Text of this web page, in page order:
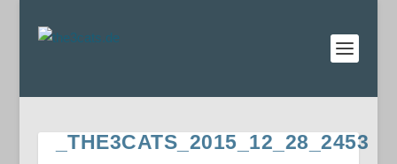
_THE3CATS_2015_12_28_2453